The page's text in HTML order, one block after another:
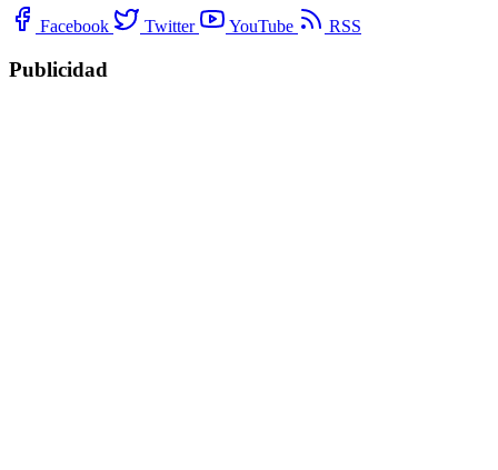
Facebook Twitter YouTube RSS
Publicidad